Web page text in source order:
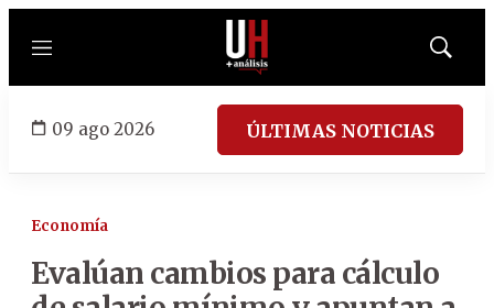
Menú
Mostrar
09 ago 2026 ÚLTIMAS NOTICIAS
Economía
Evalúan cambios para cálculo